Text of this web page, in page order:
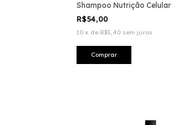
Shampoo Nutrição Celular
R$54,00
10 x de R$5,40 sem juros